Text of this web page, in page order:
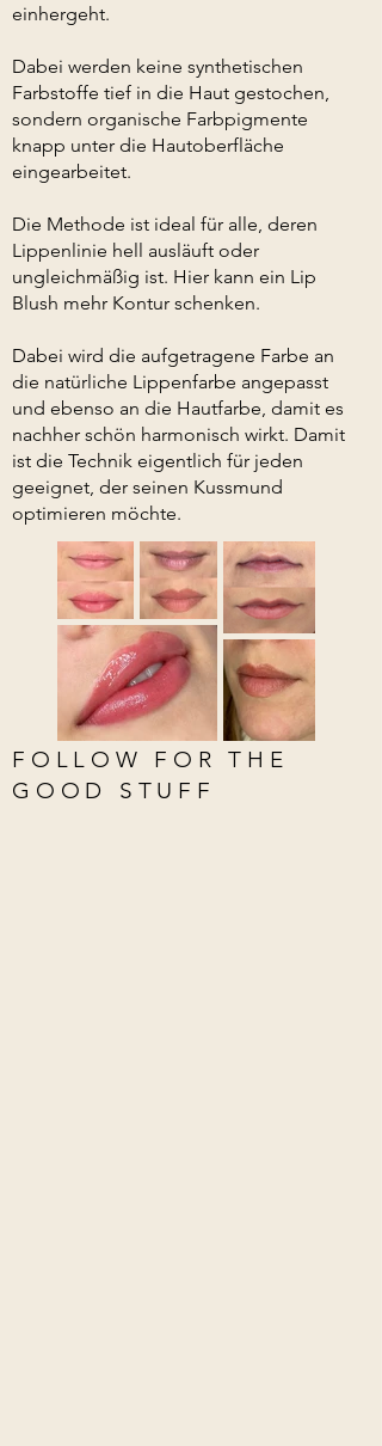
einhergeht.
Dabei werden keine synthetischen
Farbstoffe tief in die Haut gestochen,
sondern organische Farbpigmente
knapp unter die Hautoberfläche
eingearbeitet.
Die Methode ist ideal für alle, deren
Lippenlinie hell ausläuft oder
ungleichmäßig ist. Hier kann ein Lip
Blush mehr Kontur schenken.
Dabei wird die aufgetragene Farbe an
die natürliche Lippenfarbe angepasst
und ebenso an die Hautfarbe, damit es
nachher schön harmonisch wirkt. Damit
ist die Technik eigentlich für jeden
geeignet, der seinen Kussmund
optimieren möchte.
FOLLOW FOR THE
GOOD STUFF